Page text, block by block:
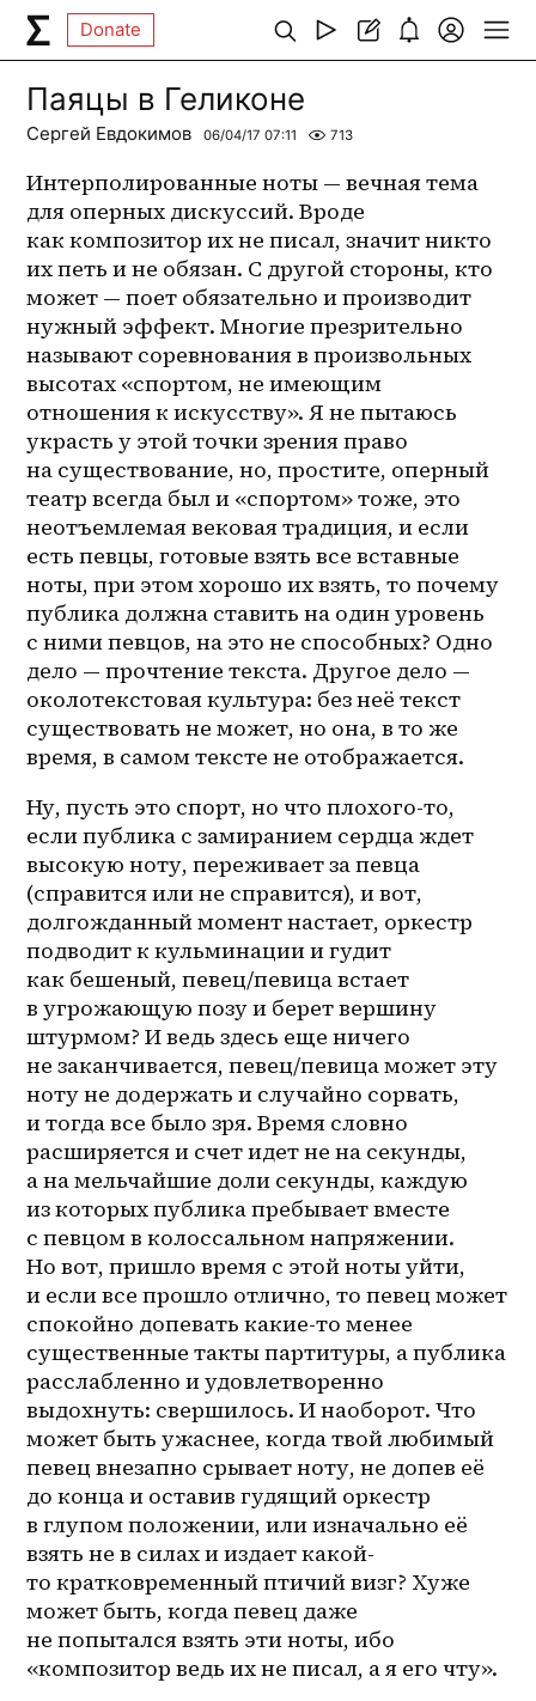
Donate
Паяцы в Геликоне
Сергей Евдокимов 06/04/17 07:11 713
Интерполированные ноты — вечная тема
для оперных дискуссий. Вроде
как композитор их не писал, значит никто
их петь и не обязан. С другой стороны, кто
может — поет обязательно и производит
нужный эффект. Многие презрительно
называют соревнования в произвольных
высотах «спортом, не имеющим
отношения к искусству». Я не пытаюсь
украсть у этой точки зрения право
на существование, но, простите, оперный
театр всегда был и «спортом» тоже, это
неотъемлемая вековая традиция, и если
есть певцы, готовые взять все вставные
ноты, при этом хорошо их взять, то почему
публика должна ставить на один уровень
с ними певцов, на это не способных? Одно
дело — прочтение текста. Другое дело —
околотекстовая культура: без неё текст
существовать не может, но она, в то же
время, в самом тексте не отображается.
Ну, пусть это спорт, но что плохого-то,
если публика с замиранием сердца ждет
высокую ноту, переживает за певца
(справится или не справится), и вот,
долгожданный момент настает, оркестр
подводит к кульминации и гудит
как бешеный, певец/певица встает
в угрожающую позу и берет вершину
штурмом? И ведь здесь еще ничего
не заканчивается, певец/певица может эту
ноту не додержать и случайно сорвать,
и тогда все было зря. Время словно
расширяется и счет идет не на секунды,
а на мельчайшие доли секунды, каждую
из которых публика пребывает вместе
с певцом в колоссальном напряжении.
Но вот, пришло время с этой ноты уйти,
и если все прошло отлично, то певец может
спокойно допевать какие-то менее
существенные такты партитуры, а публика
расслабленно и удовлетворенно
выдохнуть: свершилось. И наоборот. Что
может быть ужаснее, когда твой любимый
певец внезапно срывает ноту, не допев её
до конца и оставив гудящий оркестр
в глупом положении, или изначально её
взять не в силах и издает какой-
то кратковременный птичий визг? Хуже
может быть, когда певец даже
не попытался взять эти ноты, ибо
«композитор ведь их не писал, а я его чту».